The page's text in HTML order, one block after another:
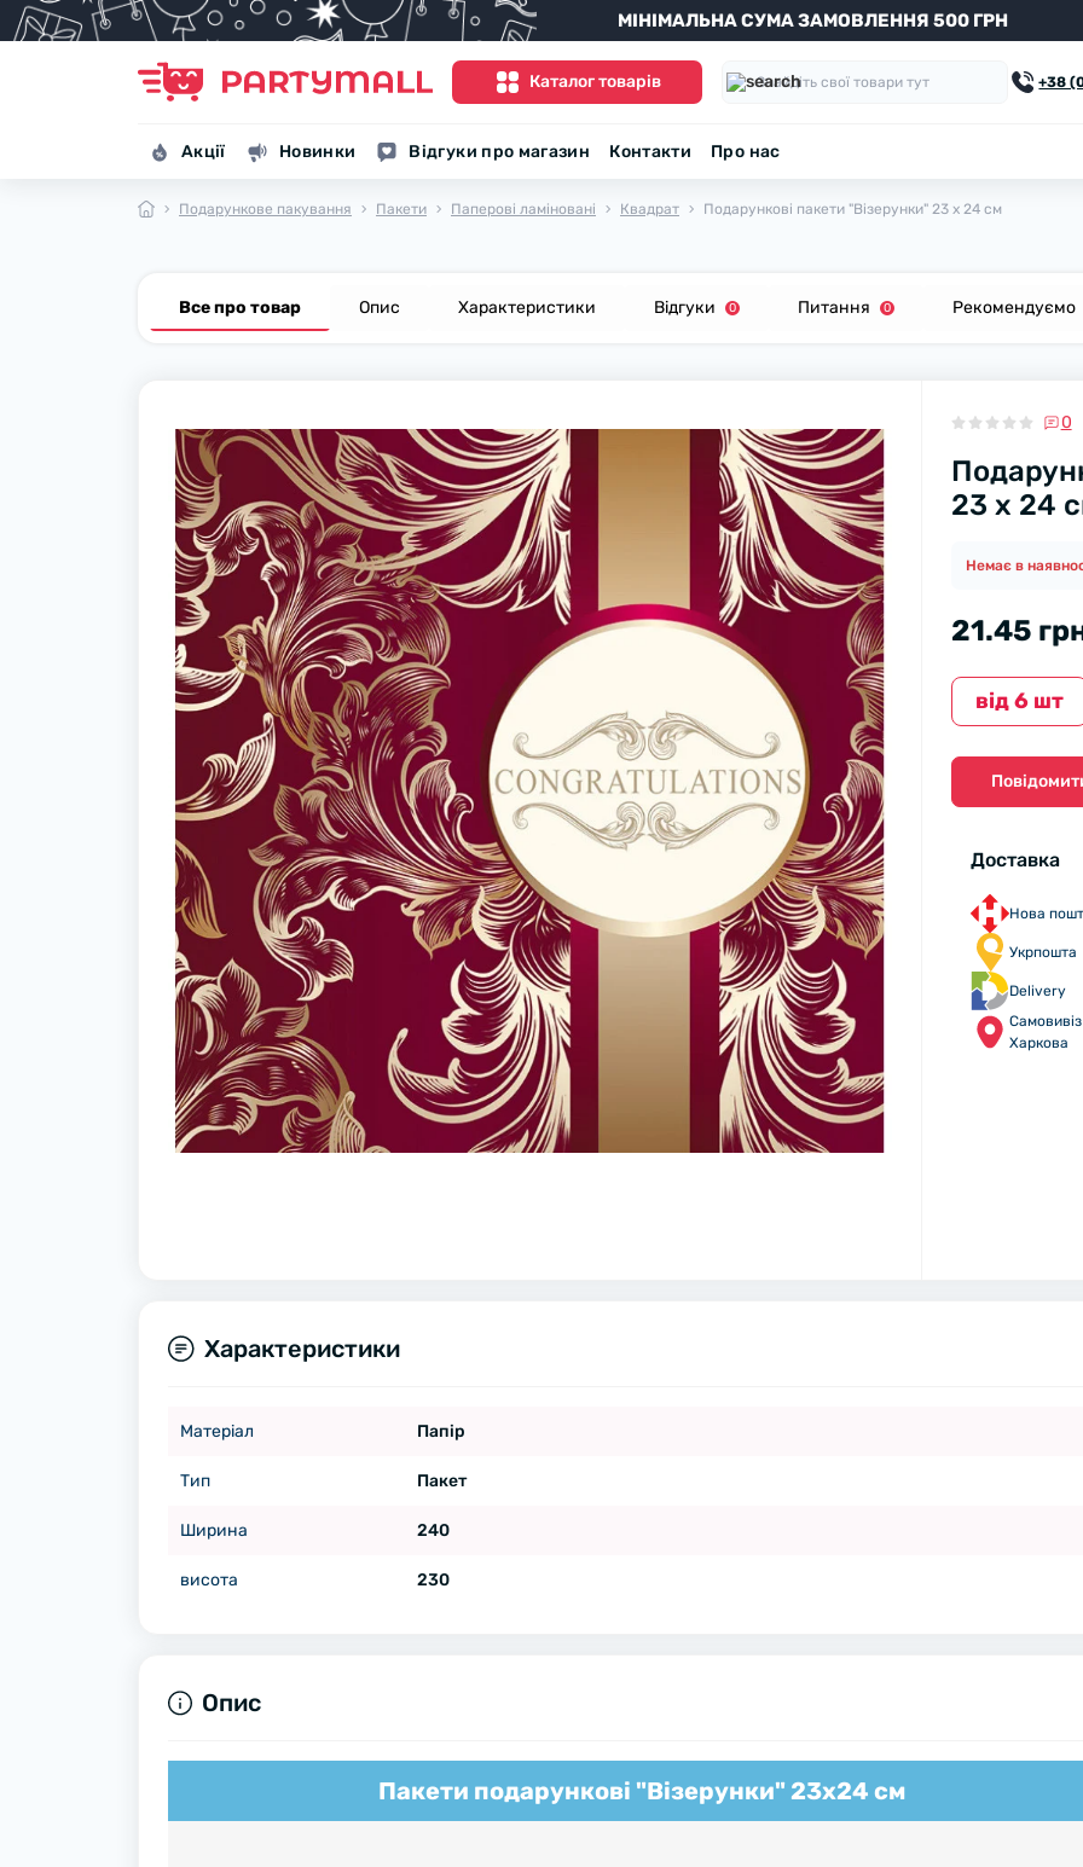
МІНІМАЛЬНА СУМА ЗАМОВЛЕННЯ 500 ГРН
Каталог товарів +38
Акції Новинки Відгуки про магазин Контакти Про нас
Подарункове пакування Пакети Паперові ламіновані Квадрат Подарункові пакети "Візерунки" 23 х 24 см
Все про товар Опис Характеристики Відгуки 0 Питання 0 Рекомендуємо
0
23 х 24
Немає в
21.45
вiд 6 шт
Доставка
Нова
Укрпошта
Delivery
Самовивіз
Харкова
Характеристики
Матеріал Папір
Тип Пакет
Ширина 240
висота 230
Опис
Пакети подарункові "Візерунки" 23х24 см